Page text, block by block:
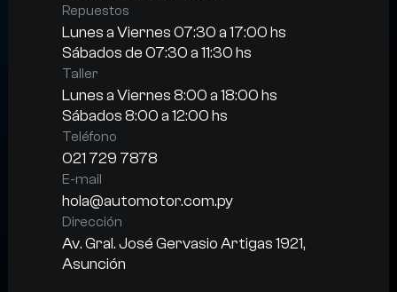
Repuestos
Lunes a Viernes 07:30 a 17:00 hs
Sábados de 07:30 a 11:30 hs
Taller
Lunes a Viernes 8:00 a 18:00 hs
Sábados 8:00 a 12:00 hs
Teléfono
021 729 7878
E-mail
hola@automotor.com.py
Dirección
Av. Gral. José Gervasio Artigas 1921,
Asunción